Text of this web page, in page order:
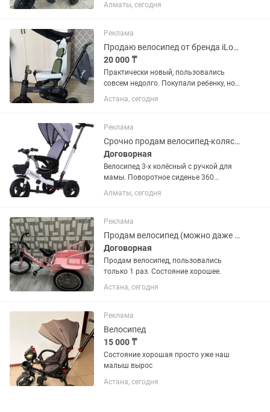
Алматы, сегодня
Реклама
Продаю велосипед от бренда iLovi sprint 3в1
20 000 ₸
Практически новый, пользовались
совсем недолго. Покупали ребенку, но
он очень быстро вырос по росту,
поэтому большую часть времени
Состояние отличное, без поломок. ✅...
Астана, сегодня
Реклама
Срочно продам велосипед-коляску, в отличном состоянии...
Договорная
Велосипед 3-х колёсный с ручкой для
мамы. Поворотное сиденье 360
градусов. Наклонная спинка. Гелевые
колёса. Очень манёвренный и легкий!
трёхколёсный велосипед Материал...
Алматы, сегодня
Реклама
Продам велосипед (можно даже на мероприятие для выхода)
Договорная
Продам велосипед, пользовались
только 1 раз. Состояние хорошее.
Астана, сегодня
Реклама
Велосипед
15 000 ₸
Состояние хорошая просто уже наш
малыш вырос
Астана, сегодня